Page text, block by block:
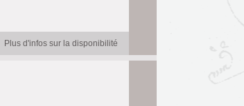
Plus d'infos sur la disponibilité